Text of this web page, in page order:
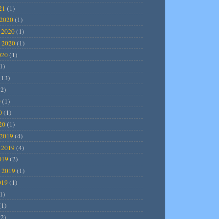
(1)
(1)
(1)
(1)
(1)
(1)
(1)
(1)
(4)
(4)
(2)
(1)
(1)